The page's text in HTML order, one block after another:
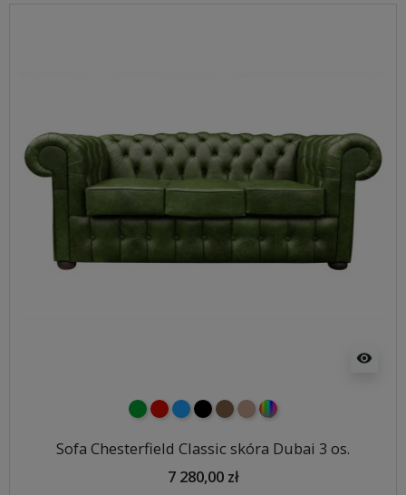
visibility
zielonyczerwony
niebieski
czarnybrązowy
jasnobrązowy
wybór koloru
Sofa Chesterfield Classic skóra Dubai 3 os.
7 280,00 zł